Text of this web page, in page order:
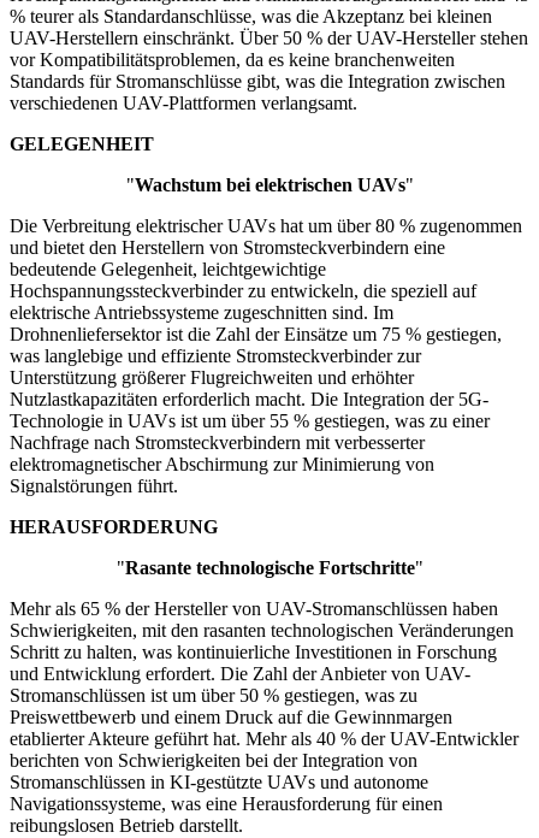
% teurer als Standardanschlüsse, was die Akzeptanz bei kleinen
UAV-Herstellern einschränkt. Über 50 % der UAV-Hersteller stehen
vor Kompatibilitätsproblemen, da es keine branchenweiten
Standards für Stromanschlüsse gibt, was die Integration zwischen
verschiedenen UAV-Plattformen verlangsamt.
GELEGENHEIT
"Wachstum bei elektrischen UAVs"
Die Verbreitung elektrischer UAVs hat um über 80 % zugenommen
und bietet den Herstellern von Stromsteckverbindern eine
bedeutende Gelegenheit, leichtgewichtige
Hochspannungssteckverbinder zu entwickeln, die speziell auf
elektrische Antriebssysteme zugeschnitten sind. Im
Drohnenliefersektor ist die Zahl der Einsätze um 75 % gestiegen,
was langlebige und effiziente Stromsteckverbinder zur
Unterstützung größerer Flugreichweiten und erhöhter
Nutzlastkapazitäten erforderlich macht. Die Integration der 5G-
Technologie in UAVs ist um über 55 % gestiegen, was zu einer
Nachfrage nach Stromsteckverbindern mit verbesserter
elektromagnetischer Abschirmung zur Minimierung von
Signalstörungen führt.
HERAUSFORDERUNG
"Rasante technologische Fortschritte"
Mehr als 65 % der Hersteller von UAV-Stromanschlüssen haben
Schwierigkeiten, mit den rasanten technologischen Veränderungen
Schritt zu halten, was kontinuierliche Investitionen in Forschung
und Entwicklung erfordert. Die Zahl der Anbieter von UAV-
Stromanschlüssen ist um über 50 % gestiegen, was zu
Preiswettbewerb und einem Druck auf die Gewinnmargen
etablierter Akteure geführt hat. Mehr als 40 % der UAV-Entwickler
berichten von Schwierigkeiten bei der Integration von
Stromanschlüssen in KI-gestützte UAVs und autonome
Navigationssysteme, was eine Herausforderung für einen
reibungslosen Betrieb darstellt.